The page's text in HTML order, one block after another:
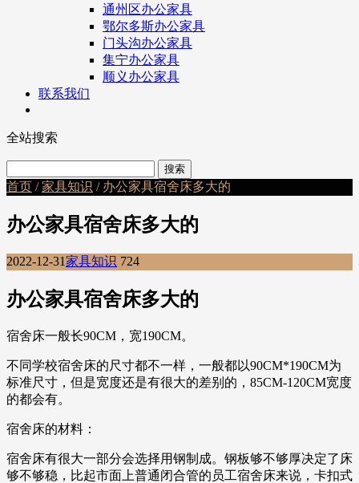
通州区办公家具
鄂尔多斯办公家具
门头沟办公家具
集宁办公家具
顺义办公家具
联系我们
全站搜索
首页 /家具知识 / 办公家具宿舍床多大的
办公家具宿舍床多大的
2022-12-31家具知识 724
办公家具宿舍床多大的
宿舍床一般长90CM，宽190CM。
不同学校宿舍床的尺寸都不一样，一般都以90CM*190CM为
标准尺寸，但是宽度还是有很大的差别的，85CM-120CM宽度
的都会有。
宿舍床的材料：
宿舍床有很大一部分会选择用钢制成。钢板够不够厚决定了床
够不够稳，比起市面上普通闭合管的员工宿舍床来说，卡扣式